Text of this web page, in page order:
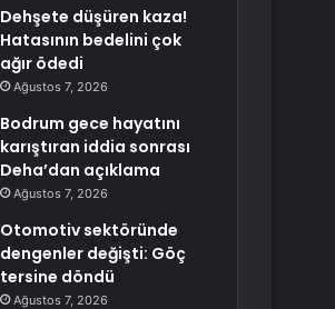
Dehşete düşüren kaza!
Hatasının bedelini çok
ağır ödedi
Ağustos 7, 2026
Bodrum gece hayatını
karıştıran iddia sonrası
Deha’dan açıklama
Ağustos 7, 2026
Otomotiv sektöründe
dengenler değişti: Göç
tersine döndü
Ağustos 7, 2026